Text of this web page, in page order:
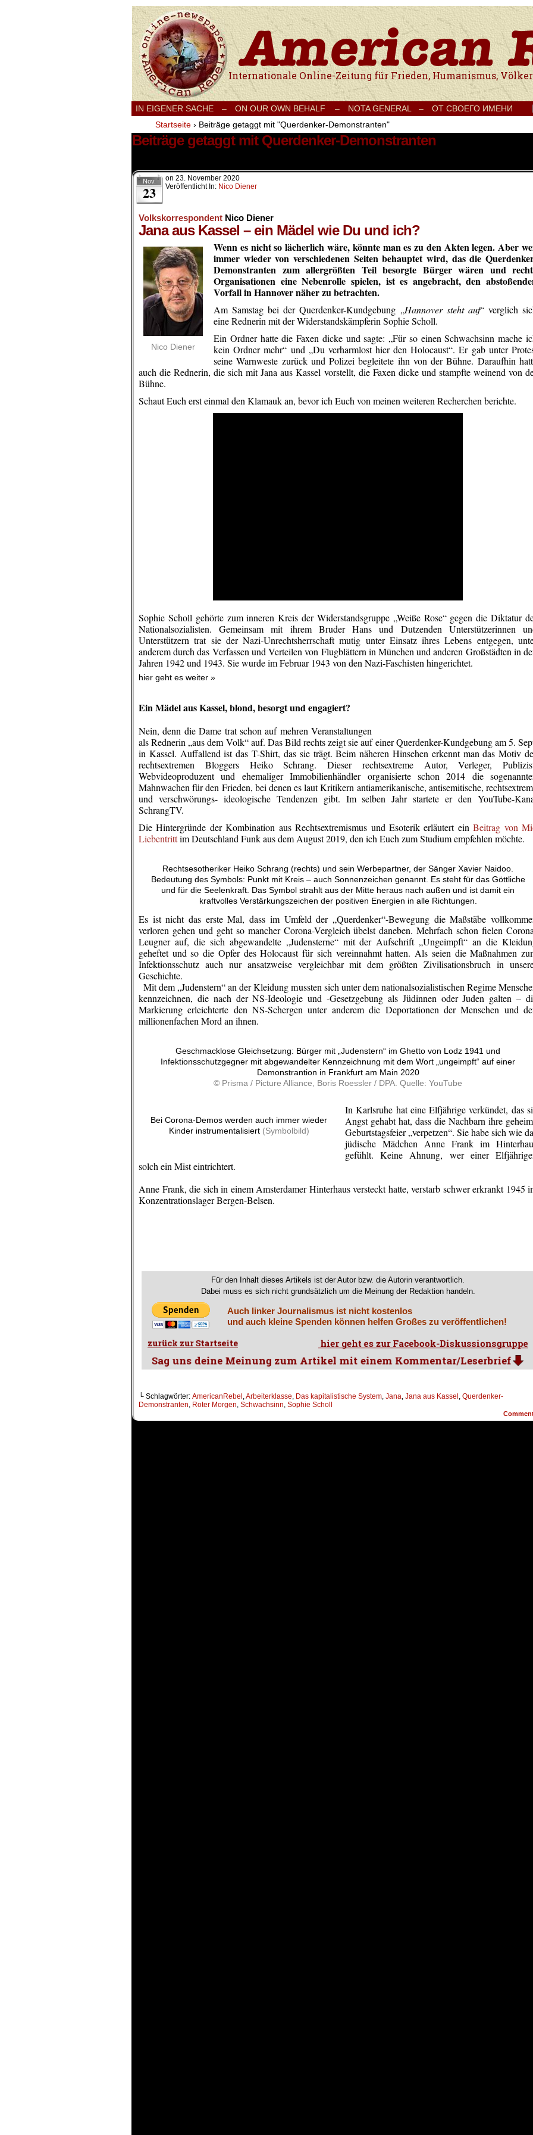
Internationale Onlinezeitung für Frieden, Humanismus, Völkerverständigung und
IN EIGENER SACHE – ON OUR OWN BEHALF – NOTA GENERAL –
ОТ СВОЕГО ИМЕНИ
Startseite › Beiträge getaggt mit "Querdenker-Demonstranten"
Beiträge getaggt mit Querdenker-Demonstranten
Nov.
23
on 23. November 2020
Veröffentlicht In: Nico Diener
Volkskorrespondent Nico Diener
Jana aus Kassel – ein Mädel wie Du und ich?
Nico Diener
Wenn es nicht so lächerlich wäre, könnte man es zu den Akten legen. Aber
immer wieder von verschiedenen Seiten behauptet wird, das die
Demonstranten zum allergrößten Teil besorgte Bürger wären und
Organisationen eine Nebenrolle spielen, ist es angebracht, den
Vorfall in Hannover näher zu betrachten.
Am Samstag bei der Querdenker-Kundgebung „Hannover steht auf“ verglich
eine Rednerin mit der Widerstandskämpferin Sophie Scholl.
Ein Ordner hatte die Faxen dicke und sagte: „Für so einen Schwachsinn mache
kein Ordner mehr“ und „Du verharmlost hier den Holocaust“. Er gab unter
seine Warnweste zurück und Polizei begleitete ihn von der Bühne. Daraufhin
auch die Rednerin, die sich mit Jana aus Kassel vorstellt, die Faxen dicke und stampfte weinend von
Bühne.
Schaut Euch erst einmal den Klamauk an, bevor ich Euch von meinen weiteren Recherchen berichte.
Sophie Scholl gehörte zum inneren Kreis der Widerstandsgruppe „Weiße Rose“ gegen die Diktatur
Nationalsozialisten. Gemeinsam mit ihrem Bruder Hans und Dutzenden Unterstützerinnen
Unterstützern trat sie der Nazi-Unrechtsherrschaft mutig unter Einsatz ihres Lebens entgegen,
anderem durch das Verfassen und Verteilen von Flugblättern in München und anderen Großstädten in
Jahren 1942 und 1943. Sie wurde im Februar 1943 von den Nazi-Faschisten hingerichtet.
hier geht es weiter »
Ein Mädel aus Kassel, blond, besorgt und engagiert?
Nein, denn die Dame trat schon auf mehren Veranstaltungen
als Rednerin „aus dem Volk“ auf. Das Bild rechts zeigt sie auf einer Querdenker-Kundgebung am 5.
in Kassel. Auffallend ist das T-Shirt, das sie trägt. Beim näheren Hinsehen erkennt man das Motiv
rechtsextremen Bloggers Heiko Schrang. Dieser rechtsextreme Autor, Verleger,
Webvideoproduzent und ehemaliger Immobilienhändler organisierte schon 2014 die
Mahnwachen für den Frieden, bei denen es laut Kritikern antiamerikanische, antisemitische,
und verschwörungs- ideologische Tendenzen gibt. Im selben Jahr startete er den YouTube-
SchrangTV.
Die Hintergründe der Kombination aus Rechtsextremismus und Esoterik erläutert einBeitrag von
Liebentrittim Deutschland Funk aus dem August 2019, den ich Euch zum Studium empfehlen möchte.
Rechtsesotheriker Heiko Schrang (rechts) und sein Werbepartner, der Sänger Xavier Naidoo.
Bedeutung des Symbols: Punkt mit Kreis – auch Sonnenzeichen genannt. Es steht für das Göttliche
und für die Seelenkraft. Das Symbol strahlt aus der Mitte heraus nach außen und ist damit ein
kraftvolles Verstärkungszeichen der positiven Energien in alle Richtungen.
Es ist nicht das erste Mal, dass im Umfeld der „Querdenker“-Bewegung die Maßstäbe
verloren gehen und geht so mancher Corona-Vergleich übelst daneben.Mehrfach schon fielen
Leugner auf, die sich abgewandelte „Judensterne“ mit der Aufschrift „Ungeimpft“ an die
geheftet und so die Opfer des Holocaust für sich vereinnahmt hatten. Als seien die Maßnahmen
Infektionsschutz auch nur ansatzweise vergleichbar mit dem größten Zivilisationsbruch in
Geschichte.
Mit dem „Judenstern“ an der Kleidung mussten sich unter dem nationalsozialistischen Regime
kennzeichnen, die nach der NS-Ideologie und -Gesetzgebung als Jüdinnen oder Juden galten –
Markierung erleichterte den NS-Schergen unter anderem die Deportationen der Menschen und
millionenfachen Mord an ihnen.
Geschmacklose Gleichsetzung: Bürger mit „Judenstern“ im Ghetto von Lodz 1941 und
Infektionsschutzgegner mit abgewandelter Kennzeichnung mit dem Wort „ungeimpft“ auf einer
Demonstrantion in Frankfurt am Main 2020
© Prisma / Picture Alliance, Boris Roessler / DPA. Quelle: YouTube
Bei Corona-Demos werden auch immer wieder
Kinder instrumentalisiert (Symbolbild)
In Karlsruhe hat eine Elfjährige verkündet, das
Angst gehabt hat, dass die Nachbarn ihre
Geburtstagsfeier „verpetzen“. Sie habe sich wie
jüdische Mädchen Anne Frank im
gefühlt. Keine Ahnung, wer einer
solch ein Misteintrichtert.
Anne Frank, die sich in einem Amsterdamer Hinterhaus versteckt hatte, verstarb schwererkrankt1945
KonzentrationslagerBergen-Belsen.
Für den Inhalt dieses Artikels ist der Autor bzw. die Autorin verantwortlich.
Dabei muss es sich nicht grundsätzlich um die Meinung der Redaktion handeln.
Auch linker Journalismus ist nicht kostenlos
und auch kleine Spenden können helfen Großes zu veröffentlichen!
└ Schlagwörter: AmericanRebel ,Arbeiterklasse, Das kapitalistische System, Jana, Jana aus Kassel , Querdenker-
Demonstranten, Roter Morgen, Schwachsinn, Sophie Scholl